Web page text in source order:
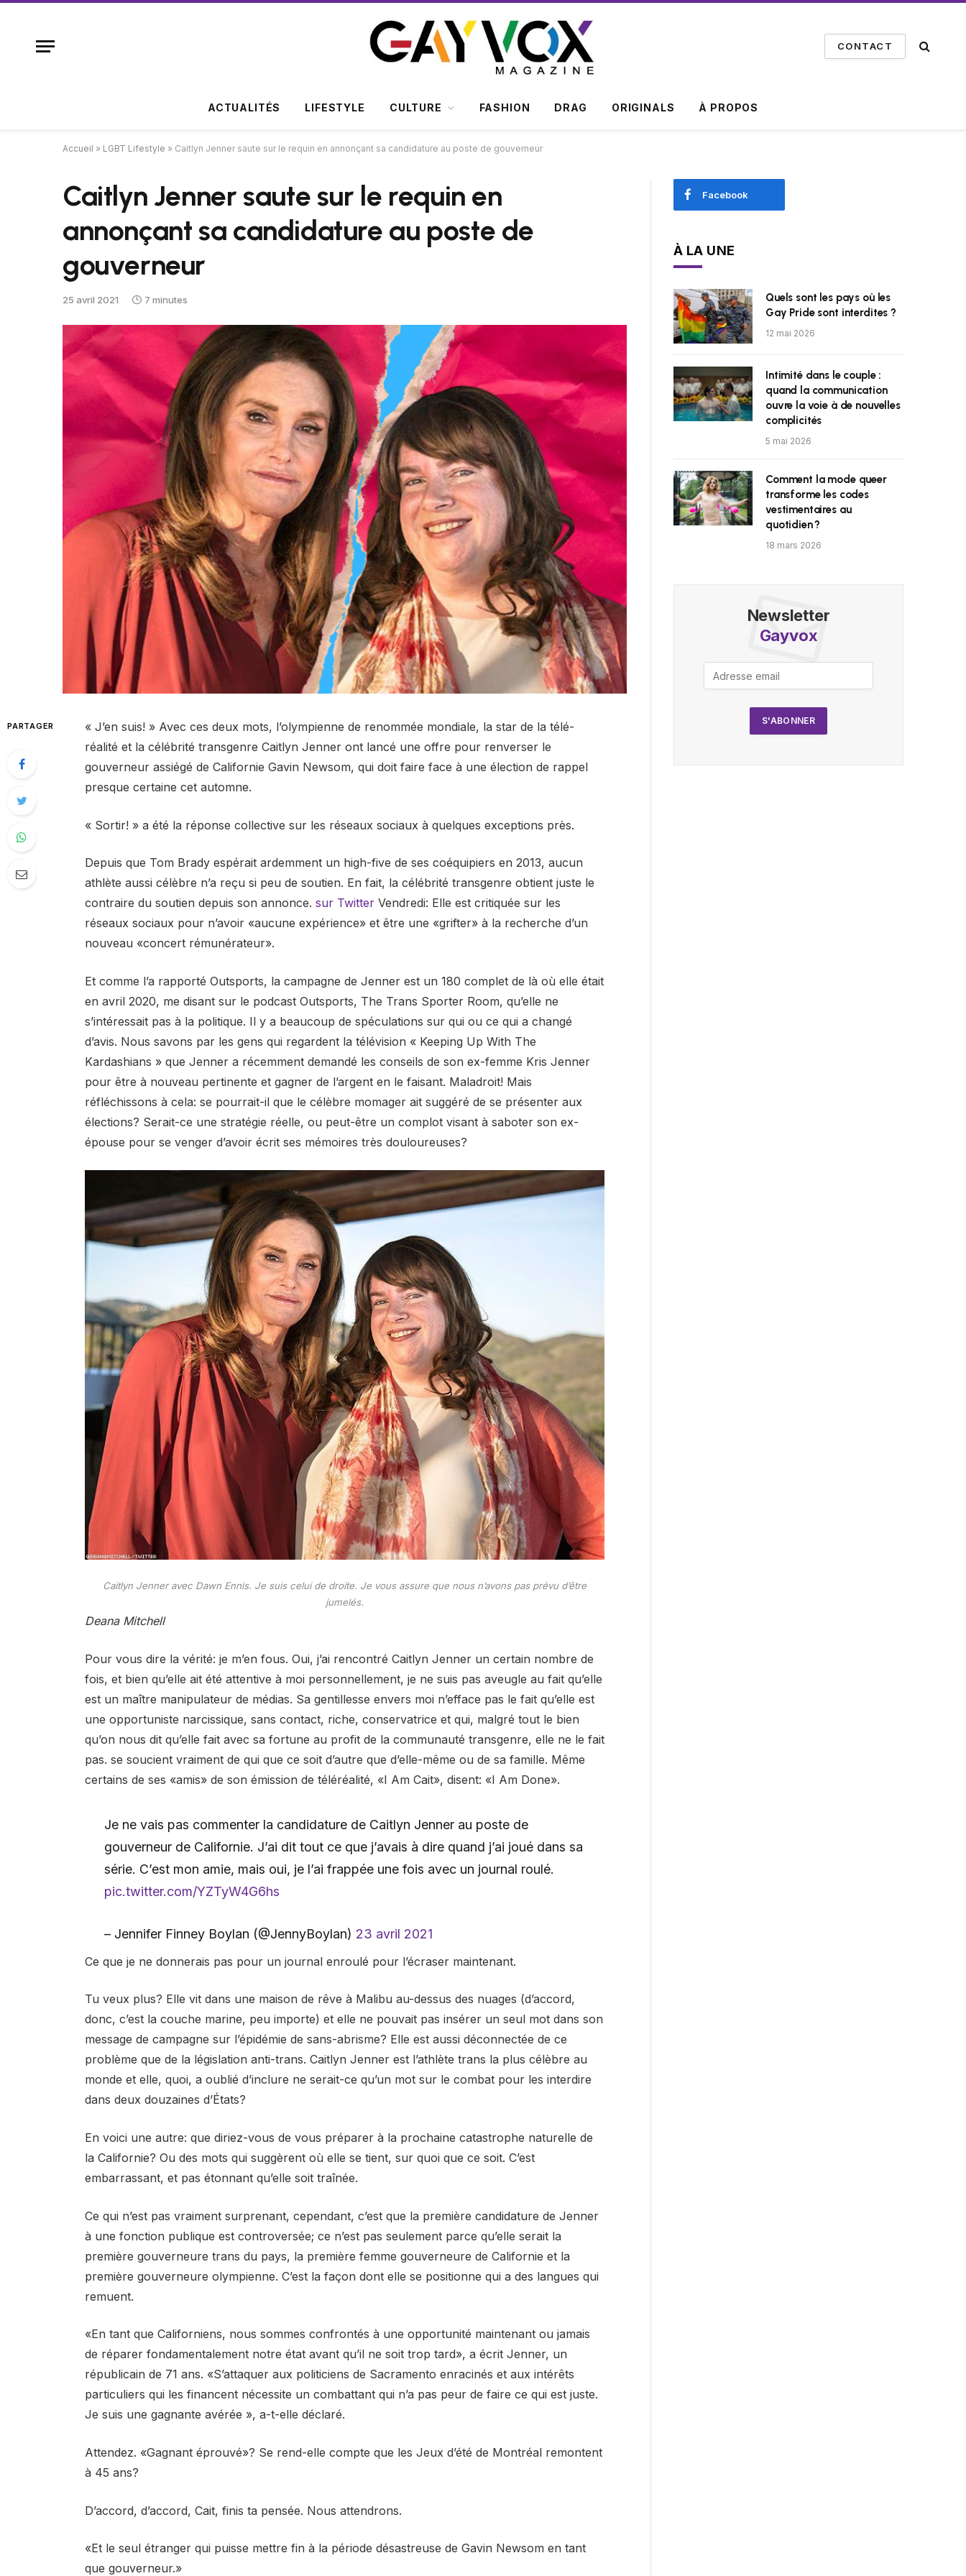
CONTACT
ACTUALITÉS LIFESTYLE CULTURE FASHION DRAG ORIGINALS À PROPOS
Accueil » LGBT Lifestyle » Caitlyn Jenner saute sur le requin en annonçant sa candidature au poste de gouverneur
Caitlyn Jenner saute sur le requin en
annonçant sa candidature au poste de
gouverneur
25 avril 2021 7 minutes
PARTAGER
« J’en suis! » Avec ces deux mots, l’olympienne de renommée mondiale, la star de la télé-
réalité et la célébrité transgenre Caitlyn Jenner ont lancé une offre pour renverser le
gouverneur assiégé de Californie Gavin Newsom, qui doit faire face à une élection de rappel
presque certaine cet automne.
« Sortir! » a été la réponse collective sur les réseaux sociaux à quelques exceptions près.
Depuis que Tom Brady espérait ardemment un high-five de ses coéquipiers en 2013, aucun
athlète aussi célèbre n’a reçu si peu de soutien. En fait, la célébrité transgenre obtient juste le
contraire du soutien depuis son annonce. sur TwitterVendredi: Elle est critiquée sur les
réseaux sociaux pour n’avoir «aucune expérience» et être une «grifter» à la recherche d’un
nouveau «concert rémunérateur».
Et comme l’a rapporté Outsports, la campagne de Jenner est un 180 complet de là où elle était
en avril 2020, me disant sur le podcast Outsports, The Trans Sporter Room, qu’elle ne
s’intéressait pas à la politique. Il y a beaucoup de spéculations sur qui ou ce qui a changé
d’avis. Nous savons par les gens qui regardent la télévision « Keeping Up With The
Kardashians » que Jenner a récemment demandé les conseils de son ex-femme Kris Jenner
pour être à nouveau pertinente et gagner de l’argent en le faisant. Maladroit! Mais
réfléchissons à cela: se pourrait-il que le célèbre momager ait suggéré de se présenter aux
élections? Serait-ce une stratégie réelle, ou peut-être un complot visant à saboter son ex-
épouse pour se venger d’avoir écrit ses mémoires très douloureuses?
Caitlyn Jenner avec Dawn Ennis. Je suis celui de droite. Je vous assure que nous n’avons pas prévu d’être
jumelés.
Deana Mitchell
Pour vous dire la vérité: je m’en fous. Oui, j’ai rencontré Caitlyn Jenner un certain nombre de
fois, et bien qu’elle ait été attentive à moi personnellement, je ne suis pas aveugle au fait qu’elle
est un maître manipulateur de médias. Sa gentillesse envers moi n’efface pas le fait qu’elle est
une opportuniste narcissique, sans contact, riche, conservatrice et qui, malgré tout le bien
qu’on nous dit qu’elle fait avec sa fortune au profit de la communauté transgenre, elle ne le fait
pas. se soucient vraiment de qui que ce soit d’autre que d’elle-même ou de sa famille. Même
certains de ses «amis» de son émission de téléréalité, «I Am Cait», disent: «I Am Done».
Je ne vais pas commenter la candidature de Caitlyn Jenner au poste de
gouverneur de Californie. J’ai dit tout ce que j’avais à dire quand j’ai joué dans sa
série. C’est mon amie, mais oui, je l’ai frappée une fois avec un journal roulé.
pic.twitter.com/YZTyW4G6hs
– Jennifer Finney Boylan (@JennyBoylan) 23 avril 2021
Ce que je ne donnerais pas pour un journal enroulé pour l’écraser maintenant.
Tu veux plus? Elle vit dans une maison de rêve à Malibu au-dessus des nuages ​​(d’accord,
donc, c’est la couche marine, peu importe) et elle ne pouvait pas insérer un seul mot dans son
message de campagne sur l’épidémie de sans-abrisme? Elle est aussi déconnectée de ce
problème que de la législation anti-trans. Caitlyn Jenner est l’athlète trans la plus célèbre au
monde et elle, quoi, a oublié d’inclure ne serait-ce qu’un mot sur le combat pour les interdire
dans deux douzaines d’États?
En voici une autre: que diriez-vous de vous préparer à la prochaine catastrophe naturelle de
la Californie? Ou des mots qui suggèrent où elle se tient, sur quoi que ce soit. C’est
embarrassant, et pas étonnant qu’elle soit traînée.
Ce qui n’est pas vraiment surprenant, cependant, c’est que la première candidature de Jenner
à une fonction publique est controversée; ce n’est pas seulement parce qu’elle serait la
première gouverneure trans du pays, la première femme gouverneure de Californie et la
première gouverneure olympienne. C’est la façon dont elle se positionne qui a des langues qui
remuent.
«En tant que Californiens, nous sommes confrontés à une opportunité maintenant ou jamais
de réparer fondamentalement notre état avant qu’il ne soit trop tard», a écrit Jenner, un
républicain de 71 ans. «S’attaquer aux politiciens de Sacramento enracinés et aux intérêts
particuliers qui les financent nécessite un combattant qui n’a pas peur de faire ce qui est juste.
Je suis une gagnante avérée », a-t-elle déclaré.
Attendez. «Gagnant éprouvé»? Se rend-elle compte que les Jeux d’été de Montréal remontent
à 45 ans?
D’accord, d’accord, Cait, finis ta pensée. Nous attendrons.
«Et le seul étranger qui puisse mettre fin à la période désastreuse de Gavin Newsom en tant
que gouverneur.»
Facebook
À LA UNE
Quels sont les pays où les
Gay Pride sont interdites ?
12 mai 2026
Intimité dans le couple :
quand la communication
ouvre la voie à de nouvelles
complicités
5 mai 2026
Comment la mode queer
transforme les codes
vestimentaires au
quotidien ?
18 mars 2026
Newsletter
Gayvox